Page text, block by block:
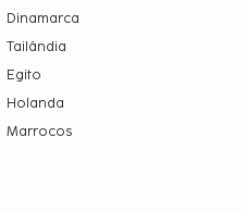
Dinamarca
Tailândia
Egito
Holanda
Marrocos